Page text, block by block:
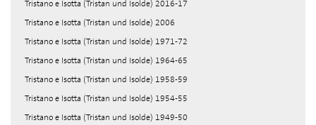
Tristano e Isotta (Tristan und Isolde) 2016-17
Tristano e Isotta (Tristan und Isolde) 2006
Tristano e Isotta (Tristan und Isolde) 1971-72
Tristano e Isotta (Tristan und Isolde) 1964-65
Tristano e Isotta (Tristan und Isolde) 1958-59
Tristano e Isotta (Tristan und Isolde) 1954-55
Tristano e Isotta (Tristan und Isolde) 1949-50